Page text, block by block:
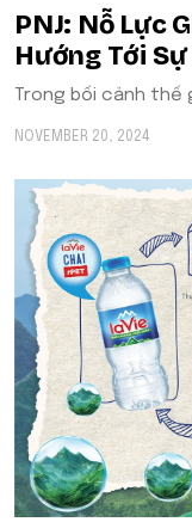
​​PNJ: Nỗ Lực
Hướng Tới
Trong bối cảnh thế
NOVEMBER 20, 2024